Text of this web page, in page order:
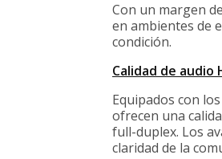
Con un margen
en ambientes de
condición.
Calidad de audio
Equipados con
ofrecen una
full-duplex. Los
claridad de la